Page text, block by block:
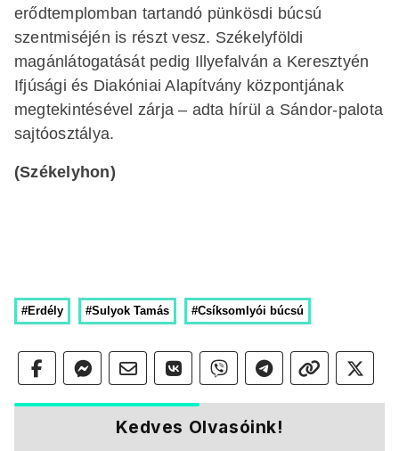
erődtemplomban tartandó pünkösdi búcsú
szentmiséjén is részt vesz. Székelyföldi
magánlátogatását pedig Illyefalván a Keresztyén
Ifjúsági és Diakóniai Alapítvány központjának
megtekintésével zárja – adta hírül a Sándor-palota
sajtóosztálya.
(Székelyhon)
#Erdély #Sulyok Tamás #Csíksomlyói búcsú
Kedves Olvasóink!